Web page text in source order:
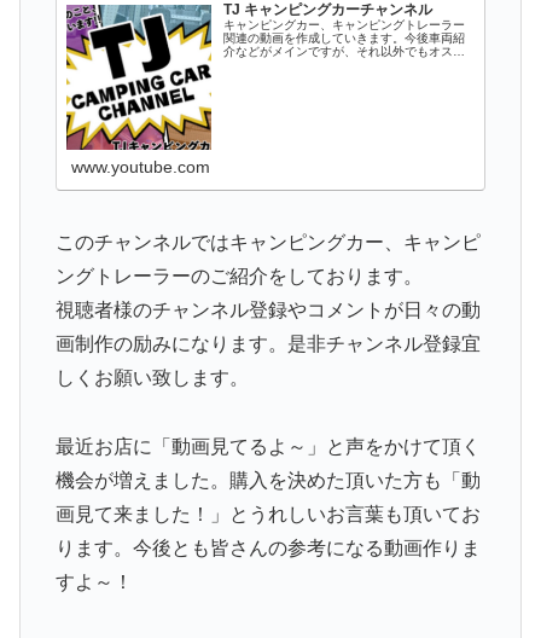
TJ キャンピングカーチャンネル
キャンピングカー、キャンピングトレーラー
関連の動画を作成していきます。今後車両紹
介などがメインですが、それ以外でもオスス
www.youtube.com
このチャンネルではキャンピングカー、キャンピ
ングトレーラーのご紹介をしております。
視聴者様のチャンネル登録やコメントが日々の動
画制作の励みになります。是非チャンネル登録宜
しくお願い致します。
最近お店に「動画見てるよ～」と声をかけて頂く
機会が増えました。購入を決めた頂いた方も「動
画見て来ました！」とうれしいお言葉も頂いてお
ります。今後とも皆さんの参考になる動画作りま
すよ～！